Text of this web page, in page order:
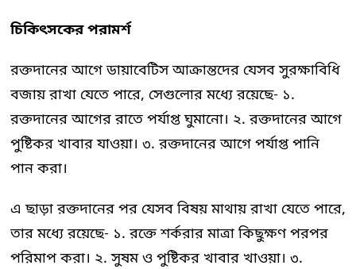
চিকিৎসকের পরামর্শ
রক্তদানের আগে ডায়াবেটিস আক্রান্তদের যেসব সুরক্ষাবিধি
বজায় রাখা যেতে পারে, সেগুলোর মধ্যে রয়েছে- ১.
রক্তদানের আগের রাতে পর্যাপ্ত ঘুমানো। ২. রক্তদানের আগে
পুষ্টিকর খাবার যাওয়া। ৩. রক্তদানের আগে পর্যাপ্ত পানি
পান করা।
এ ছাড়া রক্তদানের পর যেসব বিষয় মাথায় রাখা যেতে পারে,
তার মধ্যে রয়েছে- ১. রক্তে শর্করার মাত্রা কিছুক্ষণ পরপর
পরিমাপ করা। ২. সুষম ও পুষ্টিকর খাবার খাওয়া। ৩.